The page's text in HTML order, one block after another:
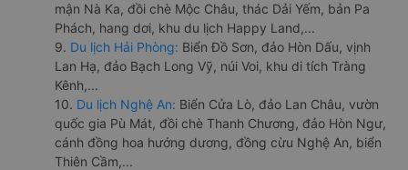
mận Nà Ka, đồi chè Mộc Châu, thác Dải Yếm, bản Pa
Phách, hang dơi, khu du lịch Happy Land,...
9. Du lịch Hải Phòng: Biển Đồ Sơn, đảo Hòn Dấu, vịnh
Lan Hạ, đảo Bạch Long Vỹ, núi Voi, khu di tích Tràng
Kênh,...
10. Du lịch Nghệ An: Biển Cửa Lò, đảo Lan Châu, vườn
quốc gia Pù Mát, đồi chè Thanh Chương, đảo Hòn Ngư,
cánh đồng hoa hướng dương, đồng cừu Nghệ An, biển
Thiên Cầm,...